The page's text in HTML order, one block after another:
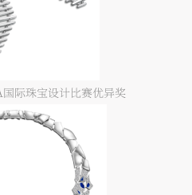
国际珠宝设计比赛优异奖